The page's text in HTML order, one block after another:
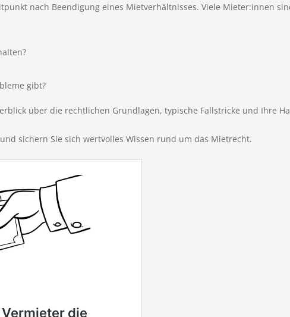
nach Beendigung eines Mietverhältnisses. Viele Mieter:innen
gibt?
über die rechtlichen Grundlagen, typische Fallstricke und Ihre
sichern Sie sich wertvolles Wissen rund um das Mietrecht.